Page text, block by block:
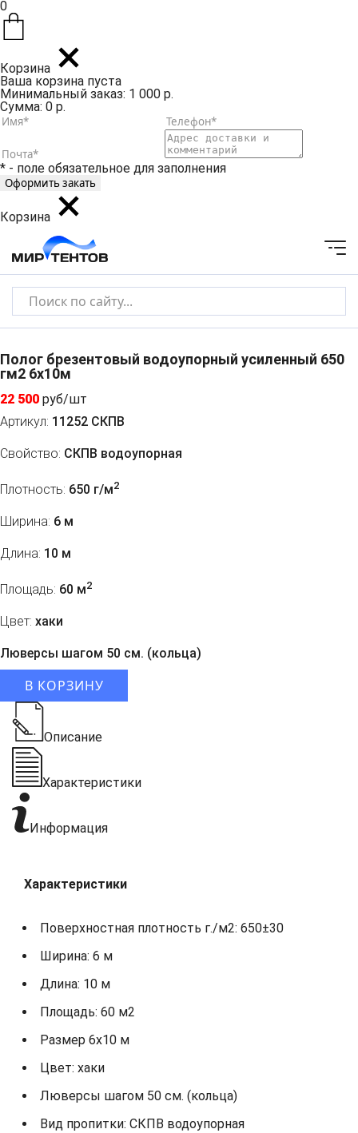
0
Корзина
Ваша корзина пуста
Минимальный заказ: 1 000 р.
Сумма: 0 р.
* - поле обязательное для заполнения
Корзина
Полог брезентовый водоупорный усиленный 650
гм2 6x10м
22 500 руб/шт
Артикул: 11252 СКПВ
Свойство: СКПВ водоупорная
Плотность: 650 г/м2
Ширина: 6 м
Длина: 10 м
Площадь: 60 м2
Цвет: хаки
Люверсы шагом 50 см. (кольца)
В КОРЗИНУ
Описание
Характеристики
Информация
Характеристики
Поверхностная плотность г./м2: 650±30
Ширина: 6 м
Длина: 10 м
Площадь: 60 м2
Размер 6х10 м
Цвет: хаки
Люверсы шагом 50 см. (кольца)
Вид пропитки: СКПВ водоупорная